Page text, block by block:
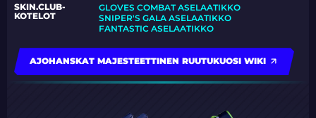
SKIN.CLUB-
KOTELOT
GLOVES COMBAT ASELAATIKKO
SNIPER'S GALA ASELAATIKKO
FANTASTIC ASELAATIKKO
AJOHANSKAT MAJESTEETTINEN RUUTUKUOSI WIKI